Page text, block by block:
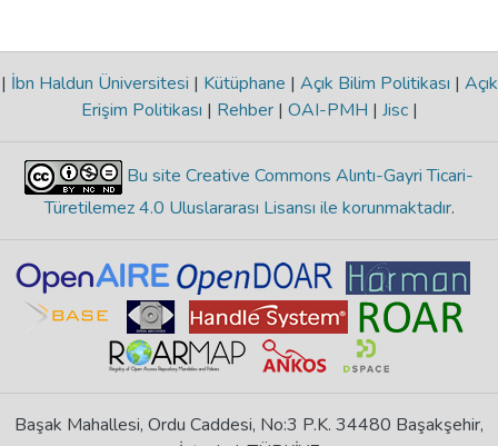
| İbn Haldun Üniversitesi | Kütüphane | Açık Bilim Politikası | Açık
Erişim Politikası | Rehber | OAI-PMH | Jisc |
Bu site Creative Commons Alıntı-Gayri Ticari-
Türetilemez 4.0 Uluslararası Lisansı ile korunmaktadır.
Başak Mahallesi, Ordu Caddesi, No:3 P.K. 34480 Başakşehir,